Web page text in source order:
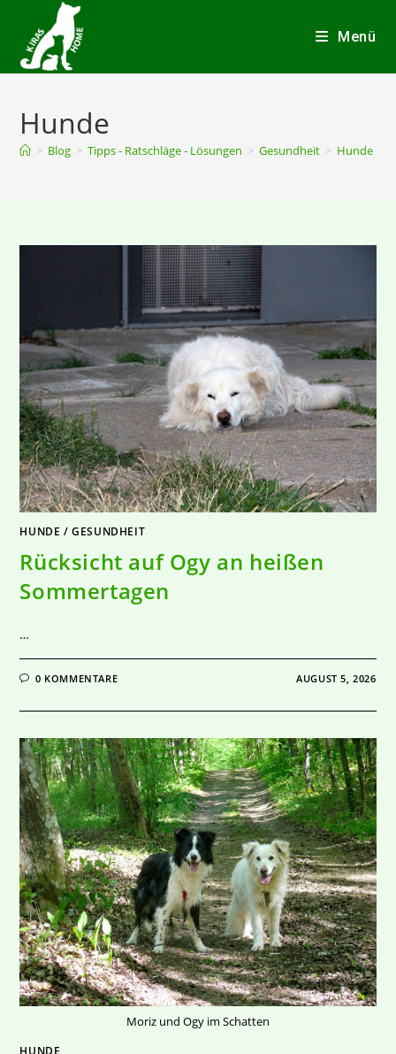
Menü
Hunde
> Blog > Tipps - Ratschläge - Lösungen > Gesundheit > Hunde
HUNDE /GESUNDHEIT
Rücksicht auf Ogy an heißen
Sommertagen
…
0 KOMMENTARE AUGUST 5, 2026
Moriz und Ogy im Schatten
HUNDE